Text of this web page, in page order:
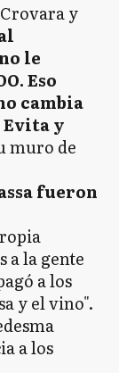
y
le
Eso
cambia
Evita y
muro de
fueron
a la gente
a los
y el vino".
a los